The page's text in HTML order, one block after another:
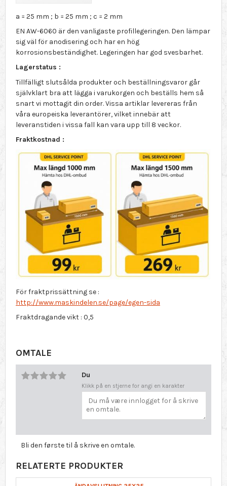
a = 25 mm ; b = 25 mm ; c = 2 mm
EN AW-6060 är den vanligaste profillegeringen. Den lämpar
sig väl för anodisering och har en hög
korrosionsbeständighet. Legeringen har god svesbarhet.
Lagerstatus :
Tillfälligt slutsålda produkter och beställningsvaror går
självklart bra att lägga i varukorgen och beställs hem så
snart vi mottagit din order. Vissa artiklar levereras från
våra europeiska leverantörer, vilket innebär att
leveranstiden i vissa fall kan vara upp till 8 veckor.
Fraktkostnad :
För fraktprissättning se :
http://www.maskindelen.se/page/egen-sida
Fraktdragande vikt : 0,5
OMTALE
Du
Klikk på en stjerne for angi en karakter
Bli den første til å skrive en omtale.
RELATERTE PRODUKTER